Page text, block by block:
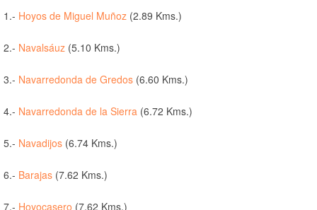
1.- Hoyos de Miguel Muñoz (2.89 Kms.)
2.- Navalsáuz (5.10 Kms.)
3.- Navarredonda de Gredos (6.60 Kms.)
4.- Navarredonda de la Sierra (6.72 Kms.)
5.- Navadijos (6.74 Kms.)
6.- Barajas (7.62 Kms.)
7.- Hoyocasero (7.62 Kms.)